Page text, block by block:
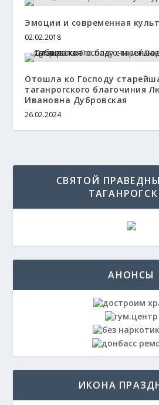
Эмоции и современная
02.02.2018
Отошла ко Господу
таганрогского благочиния
Ивановна Дубровская
26.02.2024
СВЯТОЙ
АНОНСЫ
ИКОНА